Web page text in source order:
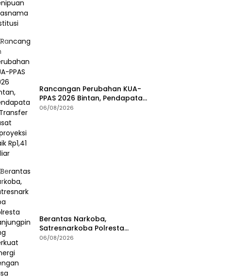
Rancangan Perubahan KUA-
PPAS 2026 Bintan, Pendapatan
Transfer Pusat Diproyeksi Naik
06/08/2026
Berantas Narkoba,
Satresnarkoba Polresta
Tanjungpinang Perkuat Sinergi
06/08/2026